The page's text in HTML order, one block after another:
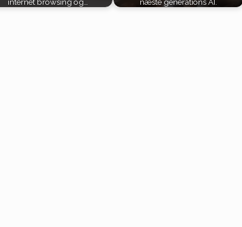
internet browsing og…
næste generations AI.